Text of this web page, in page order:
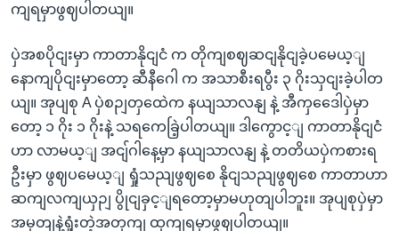
ကျရမှာဖွဈပါတယျ။
ပှဲအစပိုငျးမှာ ကာတာနိုငျငံ က တိုကျစဈဆငျနိုငျခဲ့ပမေယ့ျ
နောကျပိုငျးမှာတော့ ဆီနီဂေါ က အသာစီးရပွီး ၃ ဂိုးသှငျးခဲ့ပါတ
ယျ။ အုပျစု A ပှဲစဉျတှထေဲက နယျသာလနျ နဲ့ အီကှဒေေါပှဲမှာ
တော့ ၁ ဂိုး ၁ ဂိုးနဲ့ သရကေခြဲ့ပါတယျ။ ဒါကွောင့ျ ကာတာနိုငျငံ
ဟာ လာမယ့ျ အငျ်ဂါနေ့မှာ နယျသာလနျ နဲ့ တတိယပှဲကစားရ
ဦးမှာ ဖွဈပမေယ့ျ ရှုံသညျဖွဈစေ နိုငျသညျဖွဈစေ ကာတာဟာ
ဆကျလကျယှဉျ ပွိုငျခှင့ျရတော့မှာမဟုတျပါဘူး။ အုပျစုပှဲမှာ
အမှတျနဲ့ရှုံးတဲ့အတှကျ ထှကျရမှာဖွဈပါတယျ။